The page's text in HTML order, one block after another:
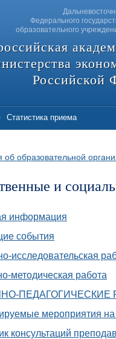
Федерального
образовательного
Российской
Статистика приема
об образовательной
и
информация
события
исследовательская
методическая работа
ПЕДАГОГИЧЕСКИЕ
мероприятия
консультаций